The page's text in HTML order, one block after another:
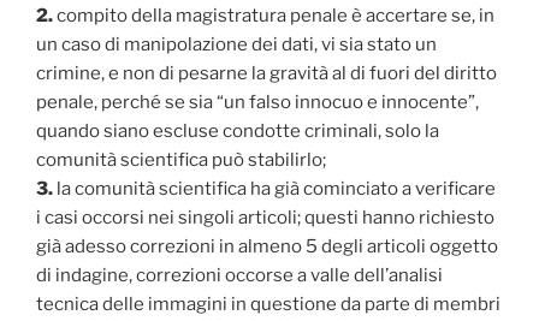
2.compito della magistratura penale è accertare se, in
un caso di manipolazione dei dati, vi sia stato un
crimine, e non di pesarne la gravità al di fuori del diritto
penale, perché se sia “un falso innocuo e innocente”,
quando siano escluse condotte criminali, solo la
comunità scientifica può stabilirlo;
3. la comunità scientifica ha già cominciato a verificare
i casi occorsi nei singoli articoli; questi hanno richiesto
già adesso correzioni in almeno 5 degli articoli oggetto
di indagine, correzioni occorse a valle dell’analisi
tecnica delle immagini in questione da parte di membri